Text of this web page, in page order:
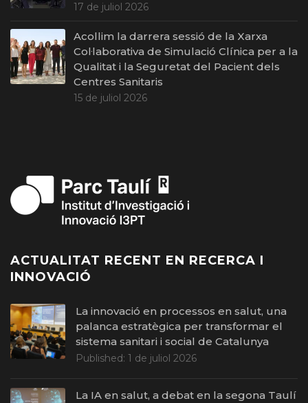
17 de juliol 2026
Acollim la darrera sessió de la Xarxa
Col·laborativa de Simulació Clínica per a la
Qualitat i la Seguretat del Pacient dels
Centres Sanitaris
15 de juliol 2026
ACTUALITAT RECENT EN RECERCA I
INNOVACIÓ
La innovació en processos en salut, una
palanca estratègica per transformar el
sistema sanitari i social de Catalunya
Published: 1 de juliol 2026
La IA en salut, a debat en la segona Taulí